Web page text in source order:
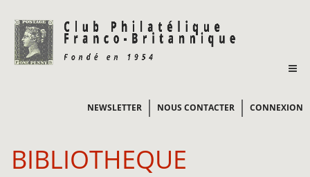
NEWSLETTER NOUS CONTACTER CONNEXION
BIBLIOTHEQUE